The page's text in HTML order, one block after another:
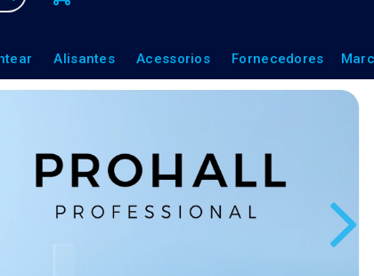
Alisantes Acessorios Fornecedores